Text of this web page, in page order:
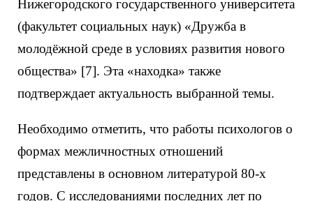
Нижегородского государственного университета
(факультет социальных наук) «Дружба в
молодёжной среде в условиях развития нового
общества» [7]. Эта «находка» также
подтверждает актуальность выбранной темы.
Необходимо отметить, что работы психологов о
формах межличностных отношений
представлены в основном литературой 80-х
годов. С исследованиями последних лет по